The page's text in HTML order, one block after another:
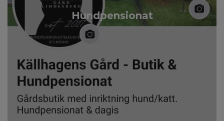
Hundpensionat